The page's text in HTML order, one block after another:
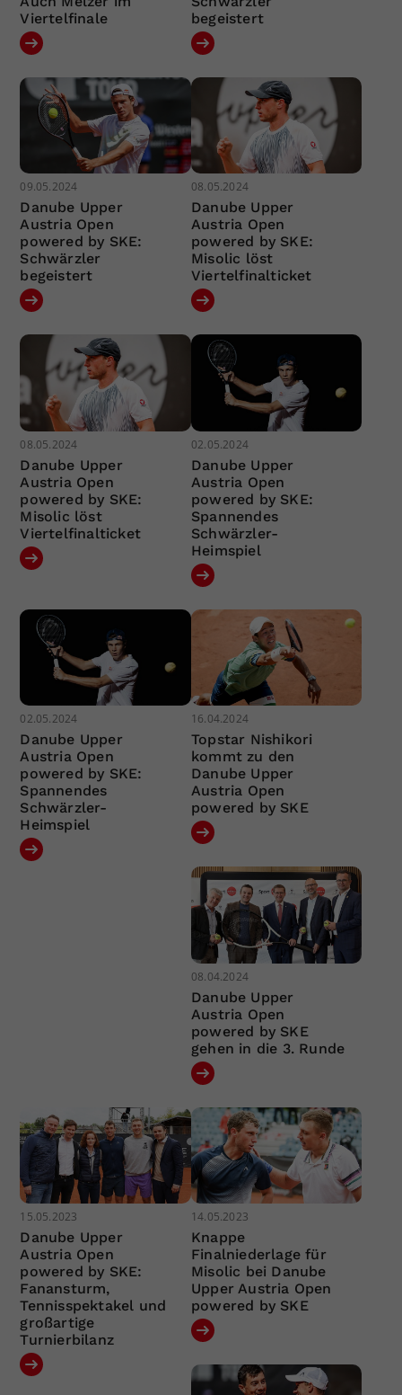
Viertelfinale
begeistert
09.05.2024
Danube Upper
Austria Open
powered by SKE:
Schwärzler
begeistert
08.05.2024
Danube Upper
Austria Open
powered by SKE:
Misolic löst
Viertelfinalticket
08.05.2024
Danube Upper
Austria Open
powered by SKE:
Misolic löst
Viertelfinalticket
02.05.2024
Danube Upper
Austria Open
powered by SKE:
Spannendes
Schwärzler-
Heimspiel
02.05.2024
Danube Upper
Austria Open
powered by SKE:
Spannendes
Schwärzler-
Heimspiel
16.04.2024
Topstar Nishikori
kommt zu den
Danube Upper
Austria Open
powered by SKE
08.04.2024
Danube Upper
Austria Open
powered by SKE
gehen in die 3. Runde
15.05.2023
Danube Upper
Austria Open
powered by SKE:
Fanansturm,
Tennisspektakel und
großartige
Turnierbilanz
14.05.2023
Knappe
Finalniederlage für
Misolic bei Danube
Upper Austria Open
powered by SKE